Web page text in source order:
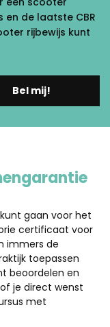
de laatste CBR
rijbewijs kunt
Bel mij!
gaan voor het
certificaat voor
immers de
toepassen
beoordelen en
je direct wenst
met